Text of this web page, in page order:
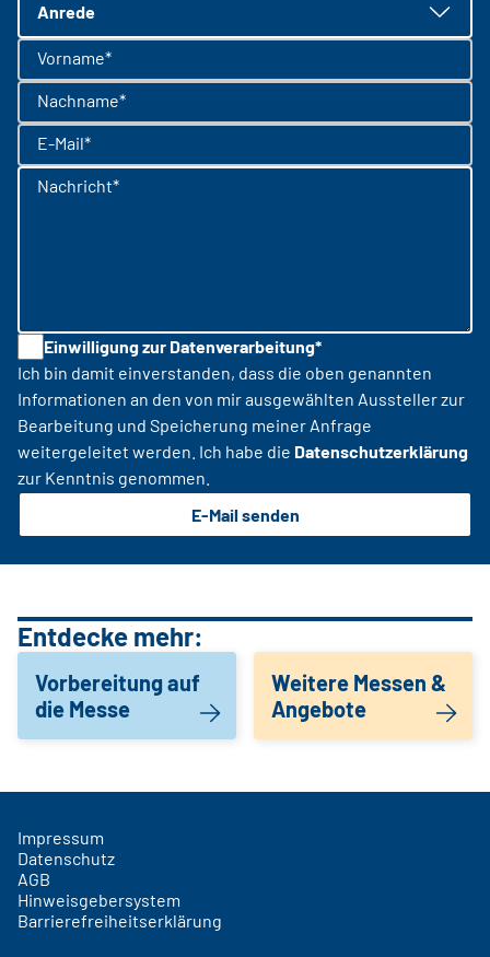
Anrede
Vorname*
Nachname*
E-Mail*
Nachricht*
Einwilligung zur Datenverarbeitung*
Ich bin damit einverstanden, dass die oben genannten
Informationen an den von mir ausgewählten Aussteller zur
Bearbeitung und Speicherung meiner Anfrage
weitergeleitet werden. Ich habe die Datenschutzerklärung
zur Kenntnis genommen.
E-Mail senden
Entdecke mehr:
Vorbereitung auf
die Messe
Weitere Messen &
Angebote
Impressum
Datenschutz
AGB
Hinweisgebersystem
Barrierefreiheitserklärung